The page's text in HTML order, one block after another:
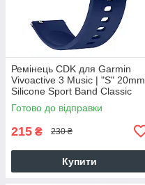
Ремінець CDK для Garmin
Vivoactive 3 Music | "S" 20mm
Silicone Sport Band Classic
(012194) (dark blue)
Готово до відправки
215 ₴ 230 ₴
Купити